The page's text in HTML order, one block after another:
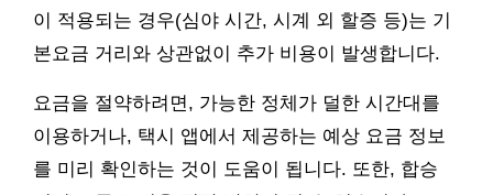
이 적용되는 경우(심야 시간, 시계 외 할증 등)는 기
본요금 거리와 상관없이 추가 비용이 발생합니다.
요금을 절약하려면, 가능한 정체가 덜한 시간대를
이용하거나, 택시 앱에서 제공하는 예상 요금 정보
를 미리 확인하는 것이 도움이 됩니다. 또한, 합승